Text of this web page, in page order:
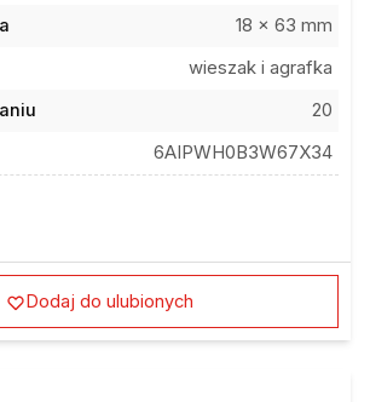
18 x 63 mm
wieszak i agrafka
20
6AIPWH0B3W67X34
Dodaj do ulubionych